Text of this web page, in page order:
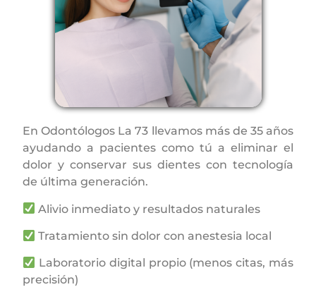
En Odontólogos La 73 llevamos más de 35 años
ayudando a pacientes como tú a eliminar el
dolor y conservar sus dientes con tecnología
de última generación.
Alivio inmediato y resultados naturales
Tratamiento sin dolor con anestesia local
Laboratorio digital propio (menos citas, más
precisión)